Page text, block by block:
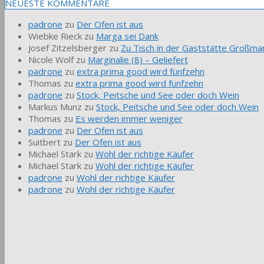
NEUESTE KOMMENTARE
padrone zu Der Ofen ist aus
Wiebke Rieck zu Marga sei Dank
Josef Zitzelsberger zu Zu Tisch in der Gaststätte
Nicole Wolfzu Marginalie (8) – Geliefert
padrone zu extra prima good wird fünfzehn
Thomas zu extra prima good wird fünfzehn
padrone zu Stock, Peitsche und See oder doch Wein
Markus Munz zu Stock, Peitsche und See oder doch Wein
Thomas zu Es werden immer weniger
padrone zu Der Ofen ist aus
Suitbert zu Der Ofen ist aus
Michael Stark zu Wohl der richtige Käufer
Michael Stark zu Wohl der richtige Käufer
padrone zu Wohl der richtige Käufer
padrone zu Wohl der richtige Käufer